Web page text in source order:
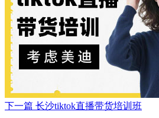
下一篇 长沙tiktok直播带货培训班